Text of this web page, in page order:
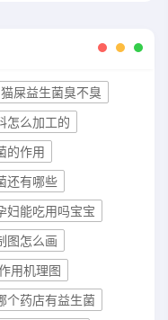
猫屎益生菌臭不臭
怎么加工的
的作用
还有哪些
妇能吃用吗宝宝
图怎么画
用机理图
个药店有益生菌